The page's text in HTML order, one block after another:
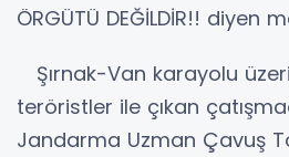
ÖRGÜTÜ DEĞİLDİR!! diyen
Şırnak-Van karayolu
teröristler ile çıkan
Jandarma Uzman Çavuş